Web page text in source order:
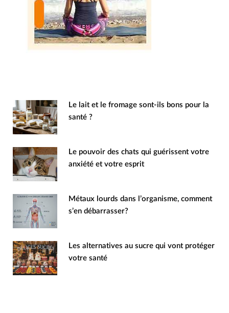
Le lait et le fromage sont-ils bons pour la
santé ?
Le pouvoir des chats qui guérissent votre
anxiété et votre esprit
Métaux lourds dans l’organisme, comment
s’en débarrasser?
Les alternatives au sucre qui vont protéger
votre santé